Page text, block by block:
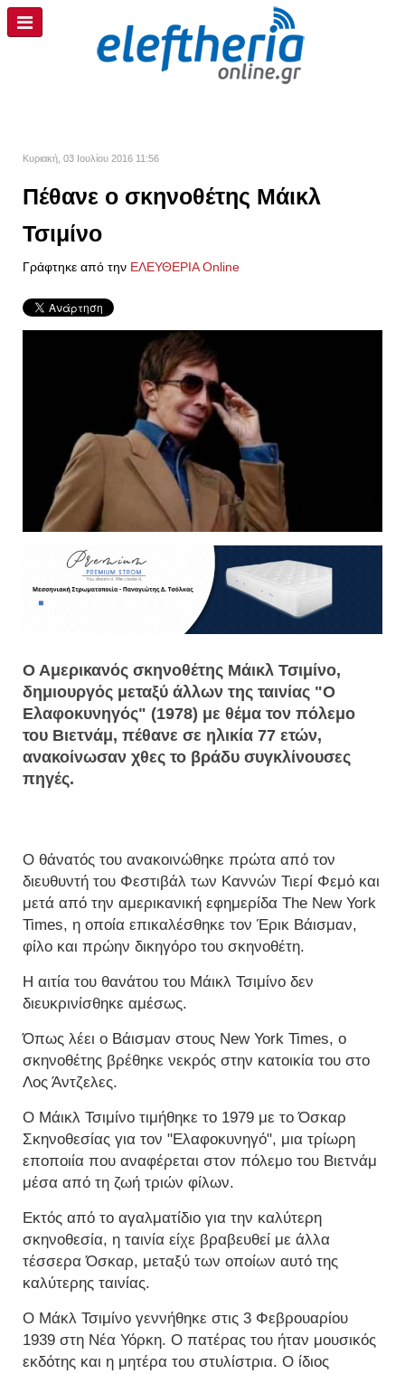
Κυριακή, 03 Ιουλίου 2016 11:56
Πέθανε ο σκηνοθέτης Μάικλ
Τσιμίνο
Γράφτηκε από την ΕΛΕΥΘΕΡΙΑ Online
Ο Αμερικανός σκηνοθέτης Μάικλ Τσιμίνο,
δημιουργός μεταξύ άλλων της ταινίας "Ο
Ελαφοκυνηγός" (1978) με θέμα τον πόλεμο
του Βιετνάμ, πέθανε σε ηλικία 77 ετών,
ανακοίνωσαν χθες το βράδυ συγκλίνουσες
πηγές.
Ο θάνατός του ανακοινώθηκε πρώτα από τον
διευθυντή του Φεστιβάλ των Καννών Τιερί Φεμό και
μετά από την αμερικανική εφημερίδα The New York
Times, η οποία επικαλέσθηκε τον Έρικ Βάισμαν,
φίλο και πρώην δικηγόρο του σκηνοθέτη.
Η αιτία του θανάτου του Μάικλ Τσιμίνο δεν
διευκρινίσθηκε αμέσως.
Όπως λέει ο Βάισμαν στους New York Times, ο
σκηνοθέτης βρέθηκε νεκρός στην κατοικία του στο
Λος Άντζελες.
Ο Μάικλ Τσιμίνο τιμήθηκε το 1979 με το Όσκαρ
Σκηνοθεσίας για τον "Ελαφοκυνηγό", μια τρίωρη
εποποιία που αναφέρεται στον πόλεμο του Βιετνάμ
μέσα από τη ζωή τριών φίλων.
Εκτός από το αγαλματίδιο για την καλύτερη
σκηνοθεσία, η ταινία είχε βραβευθεί με άλλα
τέσσερα Όσκαρ, μεταξύ των οποίων αυτό της
καλύτερης ταινίας.
Ο Μάκλ Τσιμίνο γεννήθηκε στις 3 Φεβρουαρίου
1939 στη Νέα Υόρκη. Ο πατέρας του ήταν μουσικός
εκδότης και η μητέρα του στυλίστρια. Ο ίδιος